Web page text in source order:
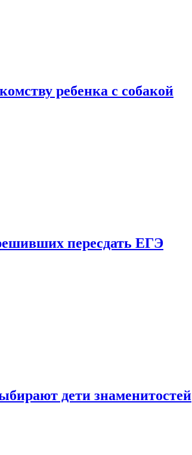
ребенка с собакой
пересдать ЕГЭ
дети знаменитостей